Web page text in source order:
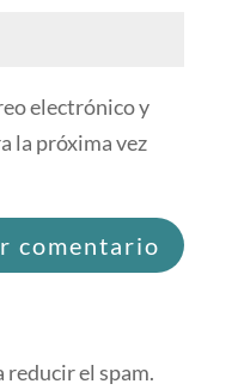
electrónico y
la próxima vez
reducir el spam.